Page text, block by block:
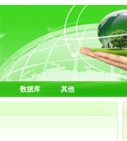
数据库 其他